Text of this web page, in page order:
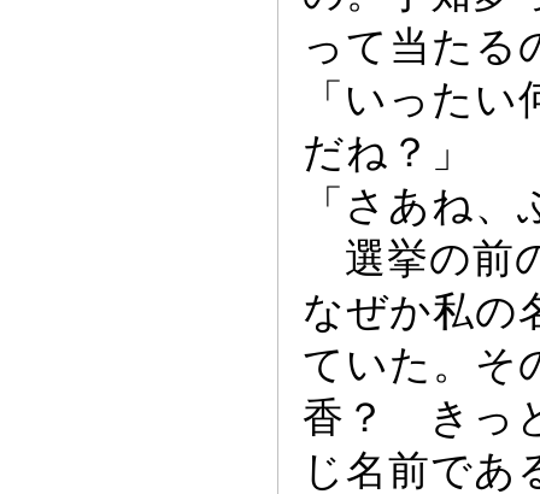
っ て当たる
「い っ たい
だね？」
「さあね、
選挙の前
なぜか私の
ていた。そ
香？ き っ
じ名前であ